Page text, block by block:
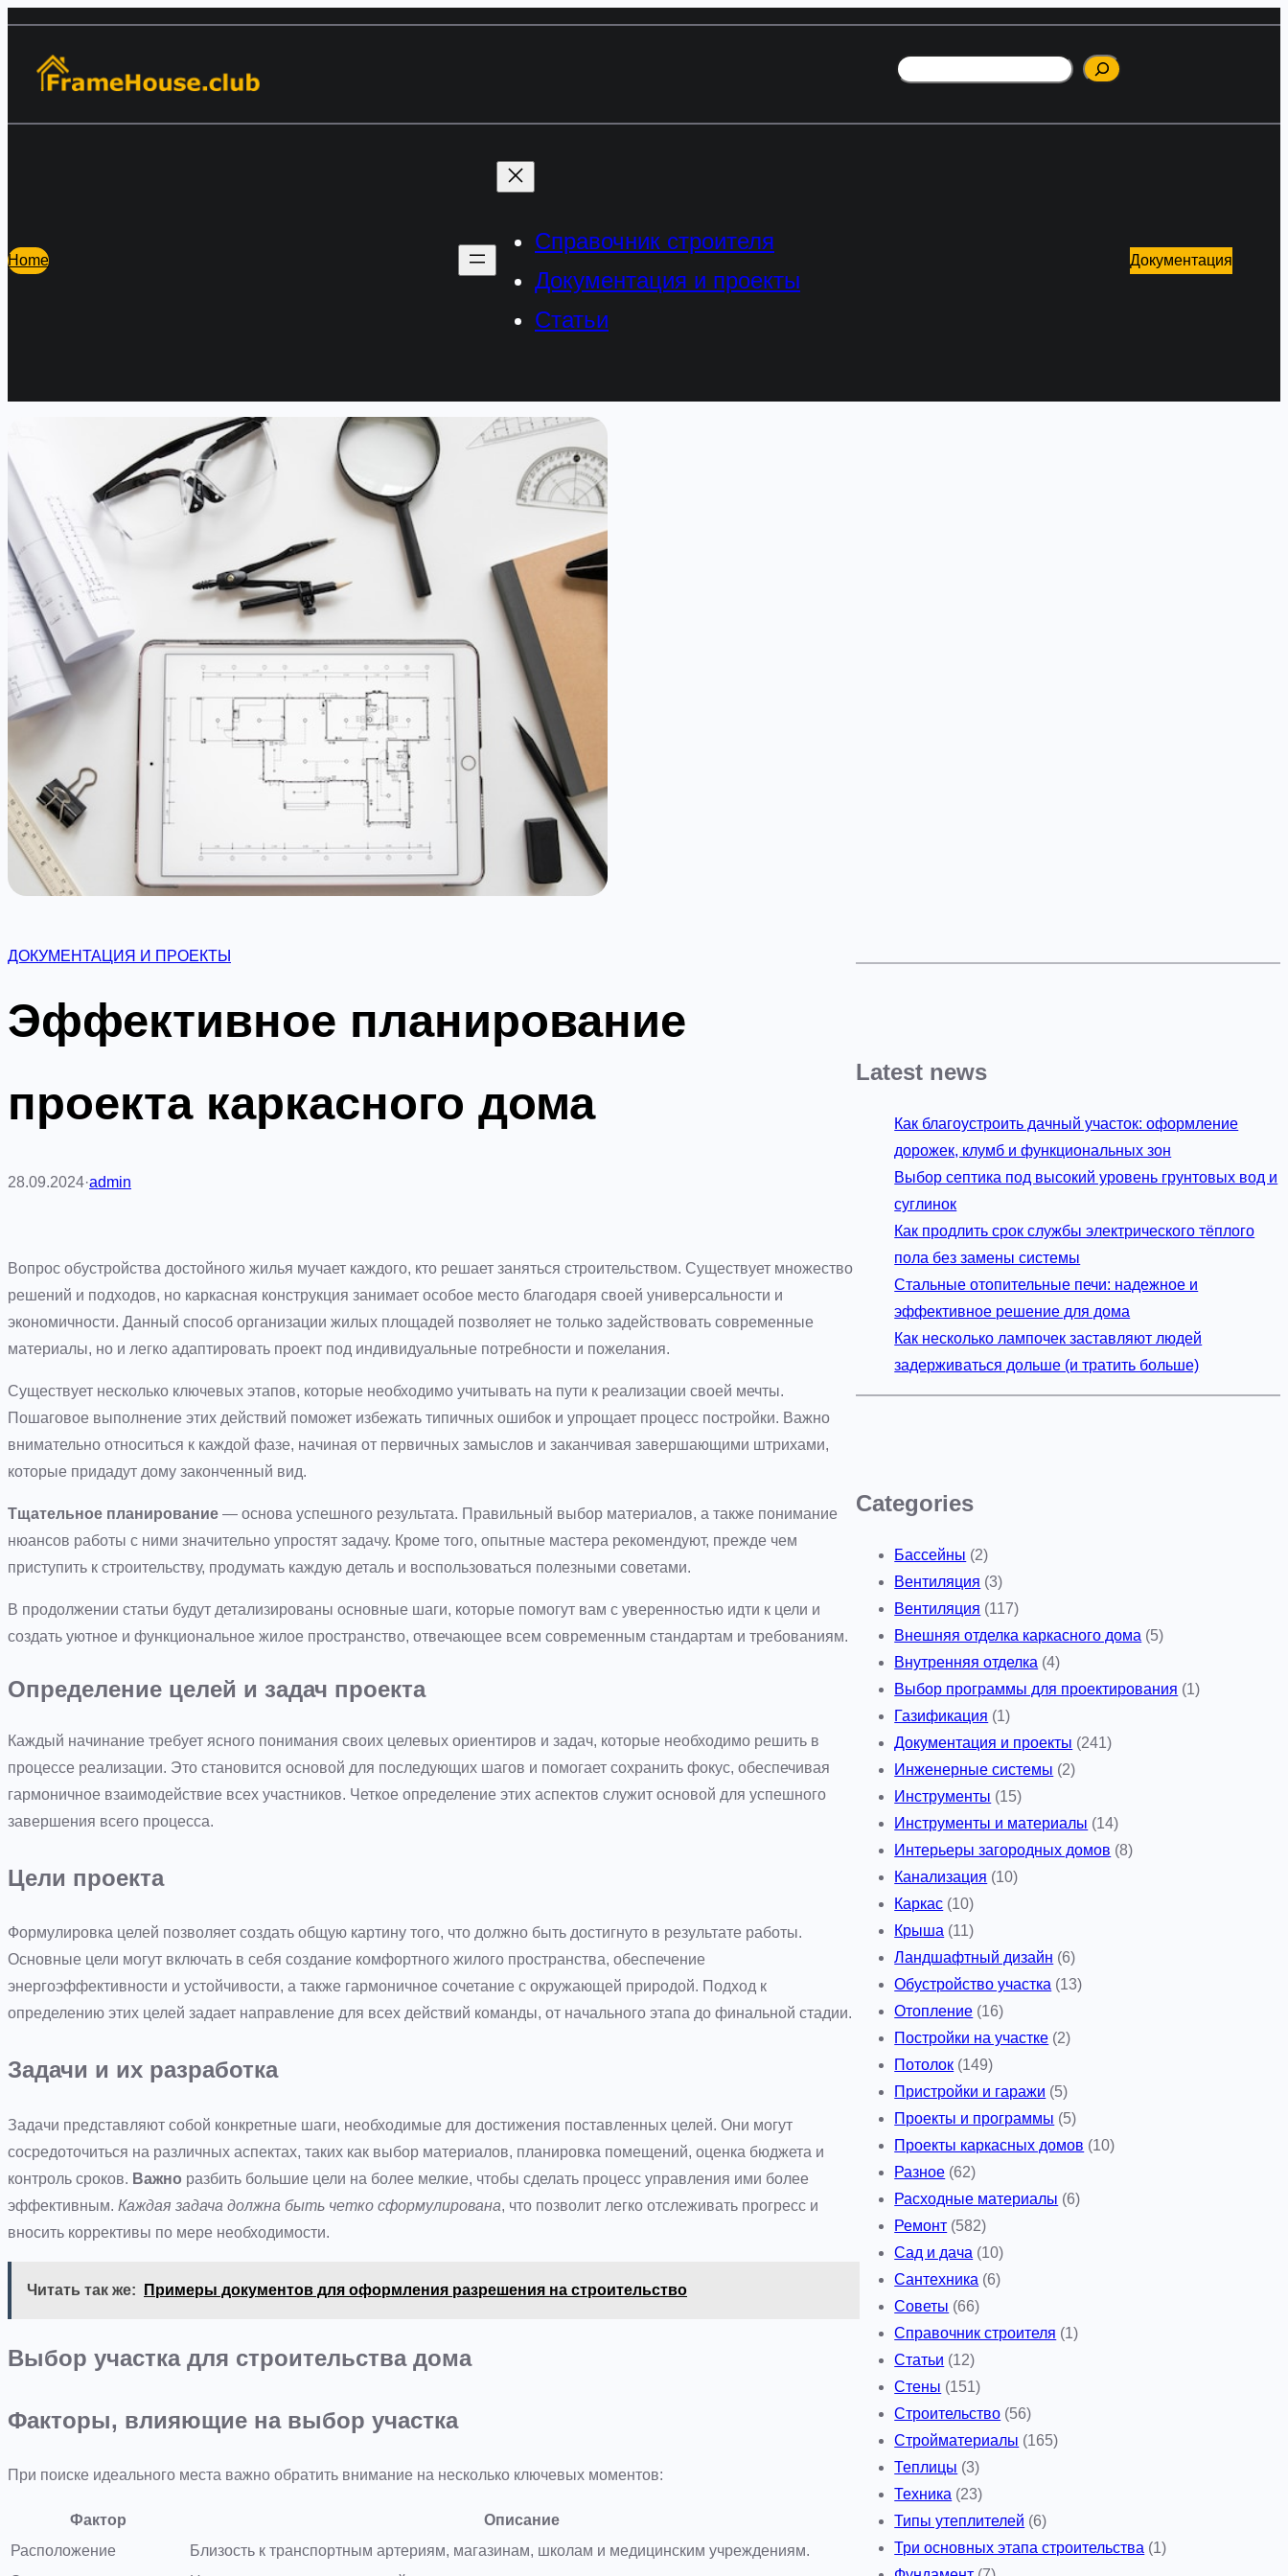
содержимому
Поиск
Home
Справочник строителя
Документация и проекты
Статьи
Документация
ДОКУМЕНТАЦИЯ И ПРОЕКТЫ
Эффективное планирование
проекта каркасного дома
28.09.2024·admin
Вопрос обустройства достойного жилья мучает каждого, кто решает заняться строительством. Существует множество
решений и подходов, но каркасная конструкция занимает особое место благодаря своей универсальности и
экономичности. Данный способ организации жилых площадей позволяет не только задействовать современные
материалы, но и легко адаптировать проект под индивидуальные потребности и пожелания.
Существует несколько ключевых этапов, которые необходимо учитывать на пути к реализации своей мечты.
Пошаговое выполнение этих действий поможет избежать типичных ошибок и упрощает процесс постройки. Важно
внимательно относиться к каждой фазе, начиная от первичных замыслов и заканчивая завершающими штрихами,
которые придадут дому законченный вид.
Тщательное планирование — основа успешного результата. Правильный выбор материалов, а также понимание
нюансов работы с ними значительно упростят задачу. Кроме того, опытные мастера рекомендуют, прежде чем
приступить к строительству, продумать каждую деталь и воспользоваться полезными советами.
В продолжении статьи будут детализированы основные шаги, которые помогут вам с уверенностью идти к цели и
создать уютное и функциональное жилое пространство, отвечающее всем современным стандартам и требованиям.
Определение целей и задач проекта
Каждый начинание требует ясного понимания своих целевых ориентиров и задач, которые необходимо решить в
процессе реализации. Это становится основой для последующих шагов и помогает сохранить фокус, обеспечивая
гармоничное взаимодействие всех участников. Четкое определение этих аспектов служит основой для успешного
завершения всего процесса.
Цели проекта
Формулировка целей позволяет создать общую картину того, что должно быть достигнуто в результате работы.
Основные цели могут включать в себя создание комфортного жилого пространства, обеспечение
энергоэффективности и устойчивости, а также гармоничное сочетание с окружающей природой. Подход к
определению этих целей задает направление для всех действий команды, от начального этапа до финальной стадии.
Задачи и их разработка
Задачи представляют собой конкретные шаги, необходимые для достижения поставленных целей. Они могут
сосредоточиться на различных аспектах, таких как выбор материалов, планировка помещений, оценка бюджета и
контроль сроков. Важно разбить большие цели на более мелкие, чтобы сделать процесс управления ими более
эффективным. Каждая задача должна быть четко сформулирована, что позволит легко отслеживать прогресс и
вносить коррективы по мере необходимости.
Читать так же: Примеры документов для оформления разрешения на строительство
Выбор участка для строительства дома
Факторы, влияющие на выбор участка
При поиске идеального места важно обратить внимание на несколько ключевых моментов:
Фактор
Описание
Расположение
Близость к транспортным артериям, магазинам, школам и медицинским учреждениям.
Latest news
Как благоустроить дачный участок: оформление
дорожек, клумб и функциональных зон
Выбор септика под высокий уровень грунтовых вод и
суглинок
Как продлить срок службы электрического тёплого
пола без замены системы
Стальные отопительные печи: надежное и
эффективное решение для дома
Как несколько лампочек заставляют людей
задерживаться дольше (и тратить больше)
Categories
Бассейны (2)
Вентиляция (3)
Вентиляция (117)
Внешняя отделка каркасного дома (5)
Внутренняя отделка (4)
Выбор программы для проектирования (1)
Газификация (1)
Документация и проекты (241)
Инженерные системы (2)
Инструменты (15)
Инструменты и материалы (14)
Интерьеры загородных домов (8)
Канализация (10)
Каркас (10)
Крыша (11)
Ландшафтный дизайн (6)
Обустройство участка (13)
Отопление (16)
Постройки на участке (2)
Потолок (149)
Пристройки и гаражи (5)
Проекты и программы (5)
Проекты каркасных домов (10)
Разное (62)
Расходные материалы (6)
Ремонт (582)
Сад и дача (10)
Сантехника (6)
Советы (66)
Справочник строителя (1)
Статьи (12)
Стены (151)
Строительство (56)
Стройматериалы (165)
Теплицы (3)
Техника (23)
Типы утеплителей (6)
Три основных этапа строительства (1)